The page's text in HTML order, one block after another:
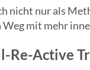
nicht nur als
mit mehr
Re-Active